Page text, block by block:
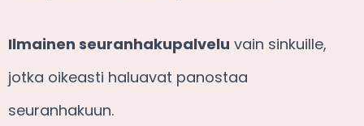
Ilmainen seuranhakupalvelu vain sinkuille,
jotka oikeasti haluavat panostaa
seuranhakuun.